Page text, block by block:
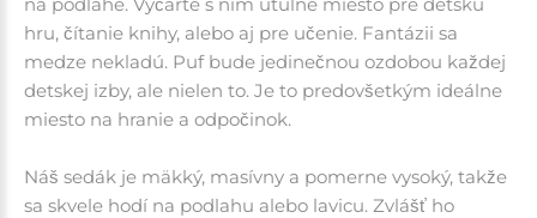
hru, čítanie knihy, alebo aj pre učenie. Fantázii sa
medze nekladú. Puf bude jedinečnou ozdobou každej
detskej izby, ale nielen to. Je to predovšetkým ideálne
miesto na hranie a odpočinok.
Náš sedák je mäkký, masívny a pomerne vysoký, takže
sa skvele hodí na podlahu alebo lavicu. Zvlášť ho